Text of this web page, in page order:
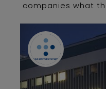
companies what